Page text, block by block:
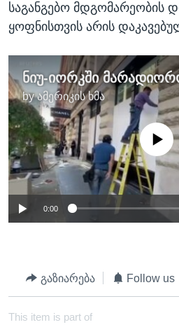
საგანგებო მდგომარეობის
ყოფნისთვის არის
byამერიკის ხმა
No media source
0:00
გაზიარება Follow us
This item is part of